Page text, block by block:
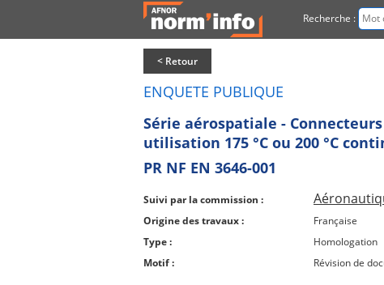
Recherche :
< Retour
ENQUETE PUBLIQUE
Série aérospatiale -
utilisation 175 °C ou 200 °C
PR NF EN 3646-001
Suivi par la commission :
Origine des travaux :
Française
Type :
Homologation
Motif :
Révision de